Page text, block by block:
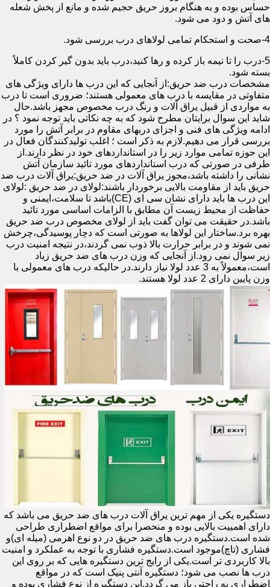
حساس بوده و به هنگام بروز حریق حجیم شده و مانع از پخش شعله
های آتش و دود می شود.
4-صحت و استحکام تمامی لولاهای درب بررسی شود.
5-درب را تا نیمه باز کرده و رها کنید،درب باید بدون گیر کردن کاملاً
بسته شود.
مشخصات درب ضد حریق:از آنجایی که این درب ها دارای ویژگی های
متفاوتی در مقایسه با درب های معمولی هستند؛ ضروری است تا درب
به مواردی از قبیل یراق آلات و رنگ درب مخصوص مجهز باشد.حال
شاید این سوال برایتان مطرح شود که به چه نکاتی باید توجه نمود ؟ در
ادامه ویژگی های فنی و اجزای دربهای مقاوم در برابر آتش را مورد
بررسی قرار می دهیم.لازم به ذکر است ؛ اغلب تولیدکنندگان فعال در
این حوزه تمامی موارد زیر را در استانداردهای خود در نظر دارند.از
طرفی در صورتی که درب استانداردهای مورد تائید سازمان آتش
نشانی را داشته باشد،مجوز یراق آلات در ضد حریق:یراق آلات درب ضد
حریق باید از مقاومت بالایی برخوردار باشند:لولای در ضد حریق :لولای
این درب ها باید دارای نشان سی ای (CE)باشد تا سلامت،ایمنی و
حفاظت از محیط زیست آن مطابق با الزامات اساسی مورد تائید
باشد.در حقیقت می توان گفت باید از لولای مخصوص درب ضد حریق
بهره برد.ساختار این لولاها به صورتی است که دچار پوسیدگی،چرخش
نمی شوند و در برابر حرارت بالا ذوب نمی گردند،در نتیجه امنیت درب
زیر سوال نمی رود.از آنجایی که وزن درب های ضد حریق زیاد
است،معمولاً به 3 عدد لولا نیاز دارند.در حالیکه درب های معمولی با
وزن پایین دارای 2 عدد لولا هستند.
دستگیره یکی از مهم ترین یراق آلات درب های ضد حریق می باشد که
دارای اهمییت بالایی بوده و منحصرا برای مواقع اضطراری طراحی
شده است.دستگیره درب های ضد حریق در دو نوع اهرمی (میله ای)و
فشاری (تاچ)موجود است.دستگیره فشاری با توجه به عملکرد و امنیت
بالا کاربردی تر است.یکی از رایج ترین دستگیره هایی که بر روی این
درب ها نصب می شود؛ دستگیره آنتی پنیک است که در مواقع
اضطراری به راحتی باز می گردد.این دستگیره از نوع فشاری بوده و